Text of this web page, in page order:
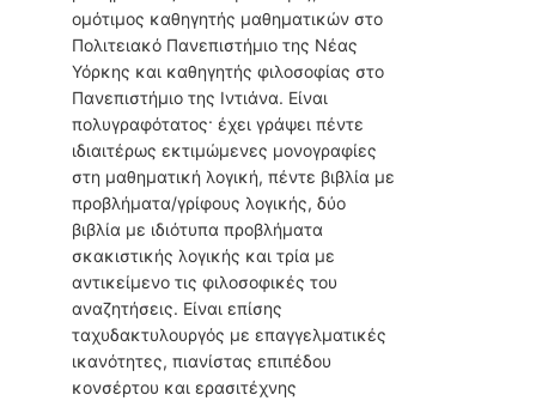
ομότιμος καθηγητής μαθηματικών στο
Πολιτειακό Πανεπιστήμιο της Νέας
Υόρκης και καθηγητής φιλοσοφίας στο
Πανεπιστήμιο της Ιντιάνα. Είναι
πολυγραφότατος· έχει γράψει πέντε
ιδιαιτέρως εκτιμώμενες μονογραφίες
στη μαθηματική λογική, πέντε βιβλία με
προβλήματα/γρίφους λογικής, δύο
βιβλία με ιδιότυπα προβλήματα
σκακιστικής λογικής και τρία με
αντικείμενο τις φιλοσοφικές του
αναζητήσεις. Είναι επίσης
ταχυδακτυλουργός με επαγγελματικές
ικανότητες, πιανίστας επιπέδου
κονσέρτου και ερασιτέχνης